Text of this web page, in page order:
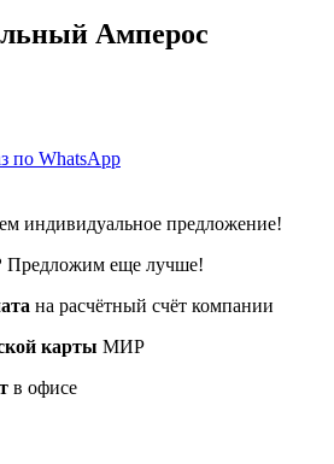
Амперос
по WhatsApp
индивидуальное предложение!
Предложим еще лучше!
на расчётный счёт компании
карты МИР
в офисе